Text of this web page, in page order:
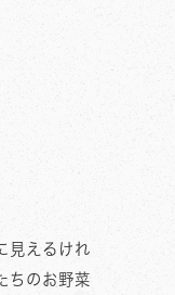
見えるけれ
ちのお野菜